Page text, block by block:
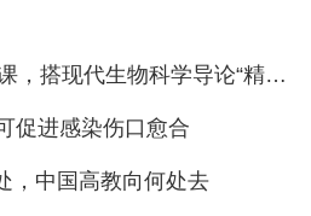
19位教师携手一门课，搭现代生物科学导论“精神骨架”
促进感染伤口愈合
，中国高教向何处去